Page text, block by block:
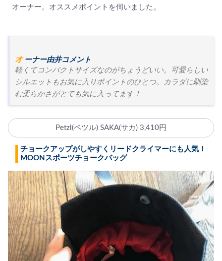
オーナー。オススメポイントを伺いました。
オーナー由井コメント
軽くてコンパクトサイズなのがちょうどいい。可愛らしい
シルエットもお気に入りポイントのひとつ。カラダに馴染
む柔らかさがとても気に入ってます！
Petzl(ペツル) SAKA(サカ) 3,410円
チョークアップがしやすくリードクライマーにも人気！
MOONスポーツチョークバッグ